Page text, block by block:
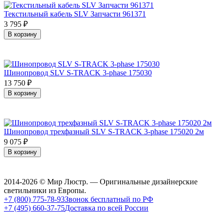
Текстильный кабель SLV Запчасти 961371
3 795 ₽
В корзину
Шинопровод SLV S-TRACK 3-phase 175030
13 750 ₽
В корзину
Шинопровод трехфазный SLV S-TRACK 3-phase 175020 2м
9 075 ₽
В корзину
2014-2026 © Мир Люстр. — Оригинальные дизайнерские
светильники из Европы.
+7 (800) 775-78-93Звонок бесплатный по РФ
+7 (495) 660-37-75Доставка по всей России